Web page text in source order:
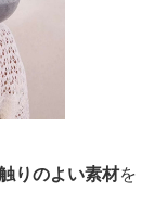
りのよい素材を